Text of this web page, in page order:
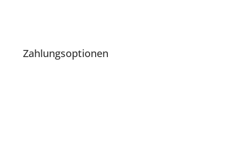
Zahlungsoptionen